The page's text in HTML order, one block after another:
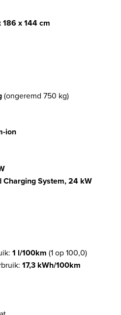
186 x 144 cm
(ongeremd 750 kg)
ion
Charging System, 24 kW
1 l/100km (1 op 100,0)
17,3 kWh/100km